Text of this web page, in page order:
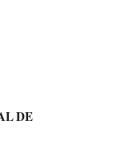
DE